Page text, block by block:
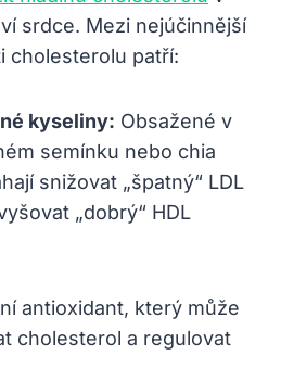
srdce. Mezi nejúčinnější
cholesterolu patří:
kyseliny: Obsažené v
semínku nebo chia
snižovat „špatný“ LDL
„dobrý“ HDL
antioxidant, který může
cholesterol a regulovat